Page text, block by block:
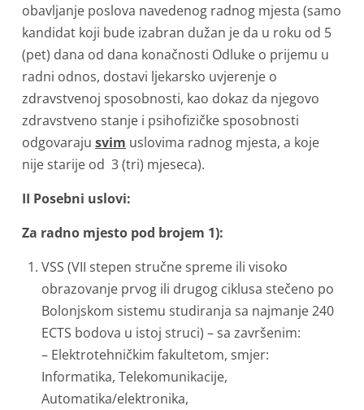
obavljanje poslova navedenog radnog mjesta (samo
kandidat koji bude izabran dužan je da u roku od 5
(pet) dana od dana konačnosti Odluke o prijemu u
radni odnos, dostavi ljekarsko uvjerenje o
zdravstvenoj sposobnosti, kao dokaz da njegovo
zdravstveno stanje i psihofizičke sposobnosti
odgovaraju svim uslovima radnog mjesta, a koje
nije starije od 3 (tri) mjeseca).
II Posebni uslovi:
Za radno mjesto pod brojem 1):
VSS (VII stepen stručne spreme ili visoko
obrazovanje prvog ili drugog ciklusa stečeno po
Bolonjskom sistemu studiranja sa najmanje 240
ECTS bodova u istoj struci) – sa završenim:
– Elektrotehničkim fakultetom, smjer:
Informatika, Telekomunikacije,
Automatika/elektronika,